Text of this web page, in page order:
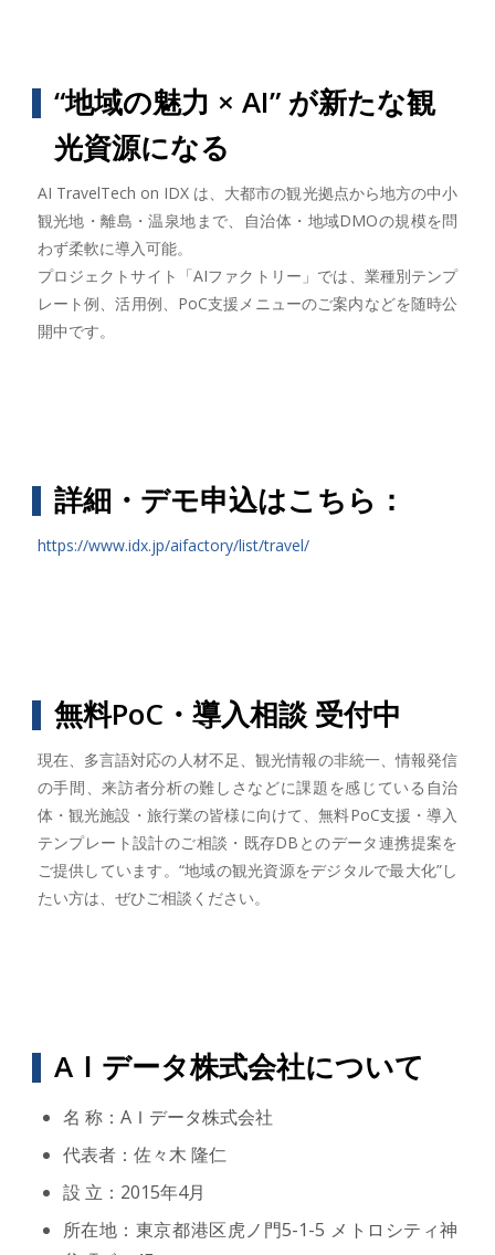
“地域の魅力 × AI” が新たな観
光資源になる
AI TravelTech on IDX は、大都市の観光拠点から地方の中小
観光地・離島・温泉地まで、自治体・地域DMOの規模を問
わず柔軟に導入可能。
プロジェクトサイト「AIファクトリー」では、業種別テンプ
レート例、活用例、PoC支援メニューのご案内などを随時公
開中です。
詳細・デモ申込はこちら：
https://www.idx.jp/aifactory/list/travel/
無料PoC・導入相談 受付中
現在、多言語対応の人材不足、観光情報の非統一、情報発信
の手間、来訪者分析の難しさなどに課題を感じている自治
体・観光施設・旅行業の皆様に向けて、無料PoC支援・導入
テンプレート設計のご相談・既存DBとのデータ連携提案を
ご提供しています。“地域の観光資源をデジタルで最大化”し
たい方は、ぜひご相談ください。
AＩデータ株式会社について
名 称：AＩデータ株式会社
代表者：佐々木 隆仁
設 立：2015年4月
所在地：東京都港区虎ノ門5-1-5 メトロシティ神